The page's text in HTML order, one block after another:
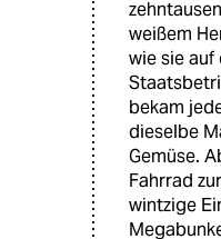
weißem
wie sie auf
bekam
dieselbe
Gemüse.
Fahrrad
wintzige